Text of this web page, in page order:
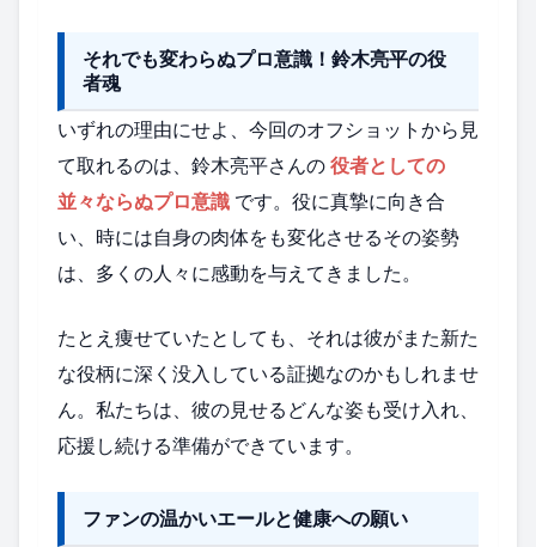
それでも変わらぬプロ意識！鈴木亮平の役
者魂
いずれの理由にせよ、今回のオフショットから見
て取れるのは、鈴木亮平さんの役者としての
並々ならぬプロ意識 です。役に真摯に向き合
い、時には自身の肉体をも変化させるその姿勢
は、多くの人々に感動を与えてきました。
たとえ痩せていたとしても、それは彼がまた新た
な役柄に深く没入している証拠なのかもしれませ
ん。私たちは、彼の見せるどんな姿も受け入れ、
応援し続ける準備ができています。
ファンの温かいエールと健康への願い